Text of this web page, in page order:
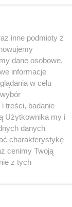
inne podmioty z
dane osobowe,
informacje
w celu
treści, badanie
Użytkownika my i
danych
charakterystykę
cenimy Twoją
z tych